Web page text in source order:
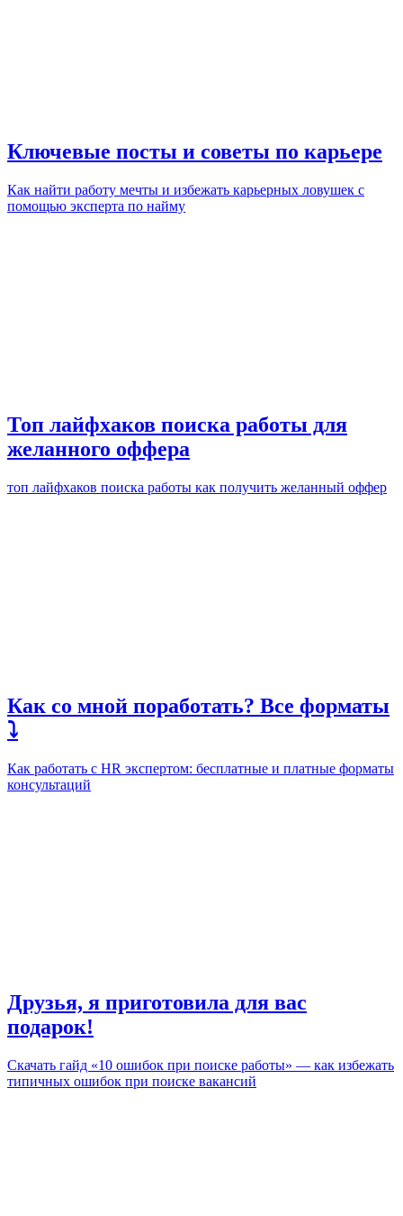
Ключевые посты и советы по карьере
Как найти работу мечты и избежать карьерных ловушек с
помощью эксперта по найму
Топ лайфхаков поиска работы для
желанного оффера
топ лайфхаков поиска работы как получить желанный оффер
Как со мной поработать? Все форматы
⤵️
Как работать с HR экспертом: бесплатные и платные форматы
консультаций
Друзья, я приготовила для вас
подарок!
Скачать гайд «10 ошибок при поиске работы» — как избежать
типичных ошибок при поиске вакансий